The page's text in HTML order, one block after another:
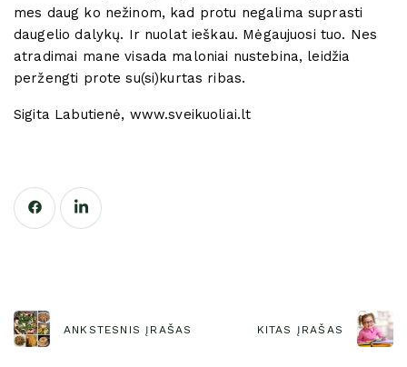
mes daug ko nežinom, kad protu negalima suprasti
daugelio dalykų. Ir nuolat ieškau. Mėgaujuosi tuo. Nes
atradimai mane visada maloniai nustebina, leidžia
peržengti prote su(si)kurtas ribas.
Sigita Labutienė, www.sveikuoliai.lt
ANKSTESNIS ĮRAŠAS KITAS ĮRAŠAS